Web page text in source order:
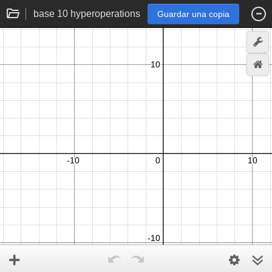
base 10 hyperoperations Guardar una copia